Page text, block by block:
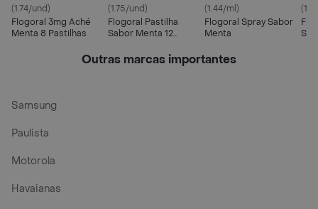
(1.74/und)
Flogoral 3mg Aché
Menta 8 Pastilhas
(1.75/und)
Flogoral Pastilha
Sabor Menta 12
(1.44/ml)
Flogoral Spray Sabor
Menta
Outras marcas importantes
Samsung
Paulista
Motorola
Havaianas